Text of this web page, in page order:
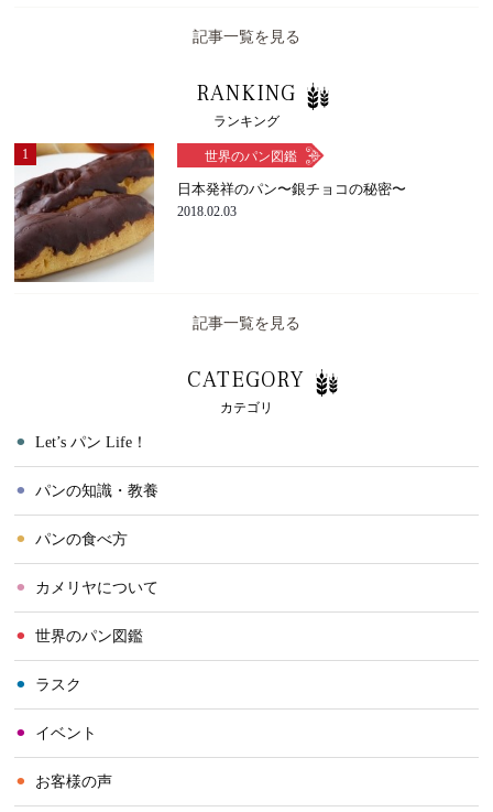
記事一覧を見る
RANKING
ランキング
1 世界のパン図鑑
日本発祥のパン〜銀チョコの秘密〜
2018.02.03
記事一覧を見る
CATEGORY
カテゴリ
⚫︎ Let’s パン Life！
⚫︎ パンの知識・教養
⚫︎ パンの食べ方
⚫︎ カメリヤについて
⚫︎ 世界のパン図鑑
⚫︎ ラスク
⚫︎ イベント
⚫︎ お客様の声